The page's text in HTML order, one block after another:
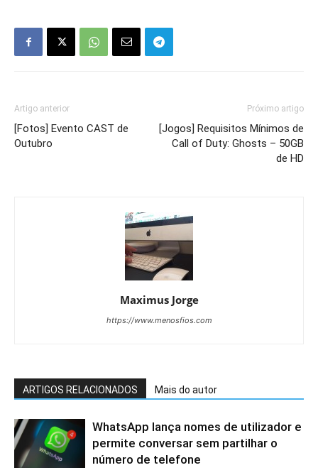
Artigo anterior
[Fotos] Evento CAST de
Outubro
Próximo artigo
[Jogos] Requisitos Mínimos de
Call of Duty: Ghosts – 50GB
de HD
Maximus Jorge
https://www.menosfios.com
ARTIGOS RELACIONADOS Mais do autor
WhatsApp lança nomes de utilizador e
permite conversar sem partilhar o
número de telefone